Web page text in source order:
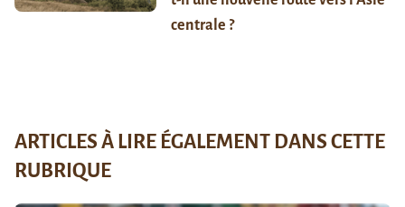
centrale ?
ARTICLES À LIRE ÉGALEMENT DANS CETTE
RUBRIQUE